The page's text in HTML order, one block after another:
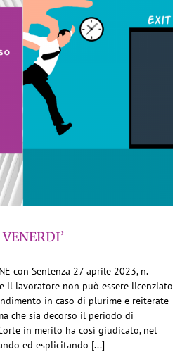
con Sentenza 27 aprile 2023, n.
il lavoratore non può essere licenziato
in caso di plurime e reiterate
che sia decorso il periodo di
in merito ha così giudicato, nel
ed esplicitando [...]